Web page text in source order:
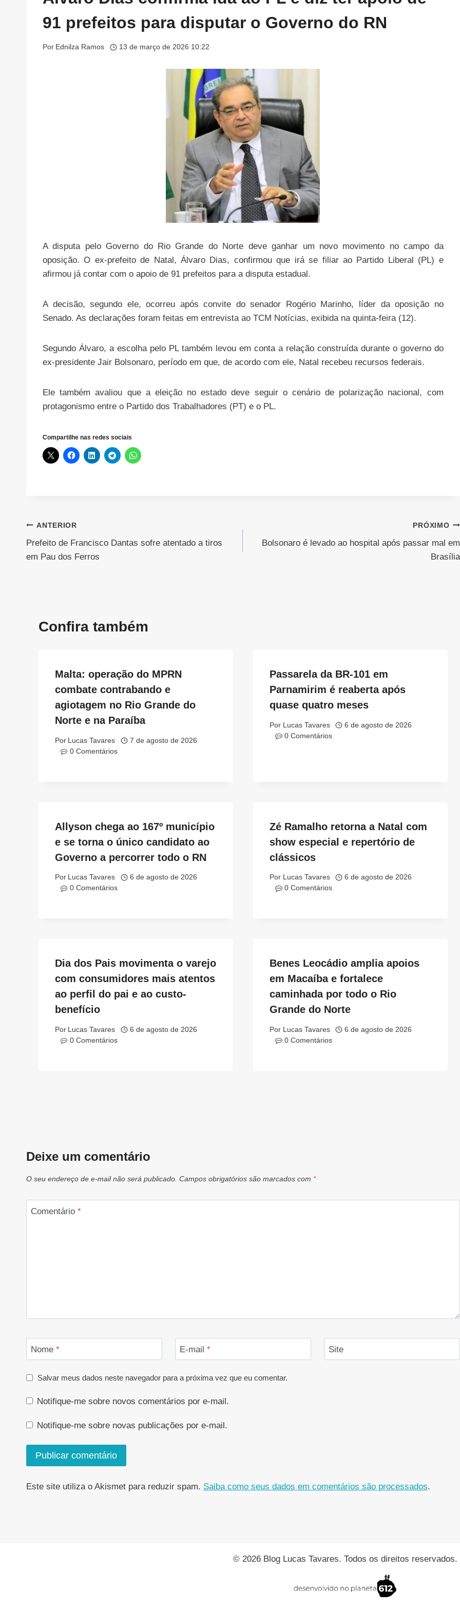
91 prefeitos para disputar o Governo do RN
Por Ednilza Ramos 13 de março de 2026 10:22
A disputa pelo Governo do Rio Grande do Norte deve ganhar um novo movimento no campo da
oposição. O ex-prefeito de Natal, Álvaro Dias, confirmou que irá se filiar ao Partido Liberal (PL) e
afirmou já contar com o apoio de 91 prefeitos para a disputa estadual.
A decisão, segundo ele, ocorreu após convite do senador Rogério Marinho, líder da oposição no
Senado. As declarações foram feitas em entrevista ao TCM Notícias, exibida na quinta-feira (12).
Segundo Álvaro, a escolha pelo PL também levou em conta a relação construída durante o governo do
ex-presidente Jair Bolsonaro, período em que, de acordo com ele, Natal recebeu recursos federais.
Ele também avaliou que a eleição no estado deve seguir o cenário de polarização nacional, com
protagonismo entre o Partido dos Trabalhadores (PT) e o PL.
Compartilhe nas redes sociais
Navegação
de
ANTERIOR
Prefeito de Francisco Dantas sofre atentado a tiros
em Pau dos Ferros
PRÓXIMO
Bolsonaro é levado ao hospital após passar mal em
Brasília
Confira também
Malta: operação do MPRN
combate contrabando e
agiotagem no Rio Grande do
Norte e na Paraíba
Por Lucas Tavares
7 de agosto de 2026
0 Comentários
Passarela da BR-101 em
Parnamirim é reaberta após
quase quatro meses
Por Lucas Tavares
6 de agosto de 2026
0 Comentários
Allyson chega ao 167º município
e se torna o único candidato ao
Governo a percorrer todo o RN
Por Lucas Tavares
6 de agosto de 2026
0 Comentários
Zé Ramalho retorna a Natal com
show especial e repertório de
clássicos
Por Lucas Tavares
6 de agosto de 2026
0 Comentários
Dia dos Pais movimenta o varejo
com consumidores mais atentos
ao perfil do pai e ao custo-
benefício
Por Lucas Tavares
6 de agosto de 2026
0 Comentários
Benes Leocádio amplia apoios
em Macaíba e fortalece
caminhada por todo o Rio
Grande do Norte
Por Lucas Tavares
6 de agosto de 2026
0 Comentários
Deixe um comentário
O seu endereço de e-mail não será publicado. Campos obrigatórios são marcados com *
Comentário *
Nome * E-mail * Site
Salvar meus dados neste navegador para a próxima vez que eu comentar.
Notifique-me sobre novos comentários por e-mail.
Notifique-me sobre novas publicações por e-mail.
Este site utiliza o Akismet para reduzir spam. Saiba como seus dados em comentários são processados.
© 2026 Blog Lucas Tavares. Todos os direitos reservados.